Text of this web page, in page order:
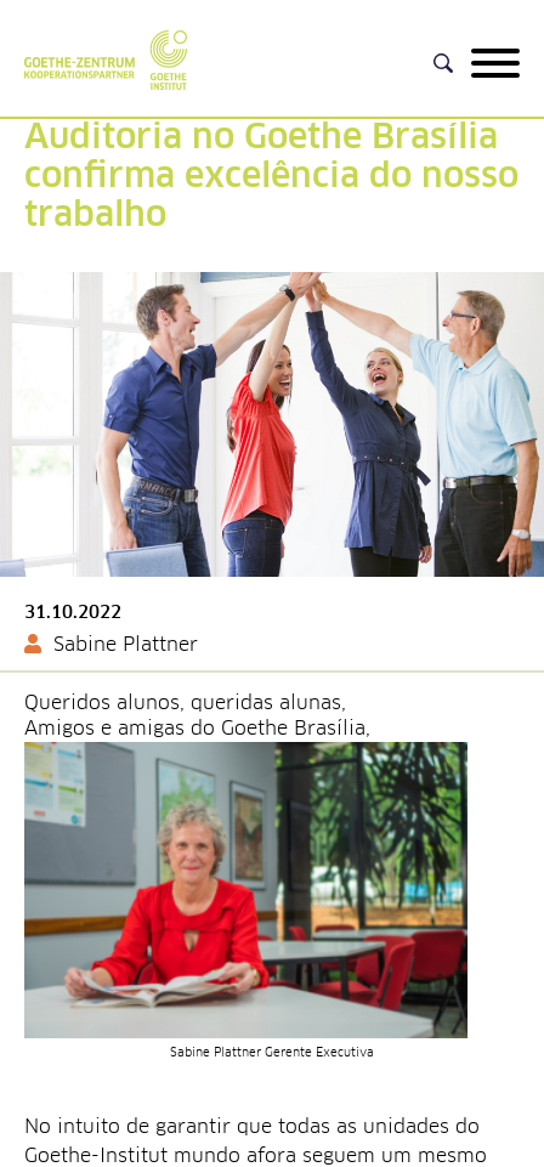
Auditoria no Goethe Brasília
confirma excelência do nosso
trabalho
31.10.2022
Sabine Plattner
Queridos alunos, queridas alunas,
Amigos e amigas do Goethe Brasília,
Sabine Plattner Gerente Executiva
No intuito de garantir que todas as unidades do
Goethe-Institut mundo afora seguem um mesmo